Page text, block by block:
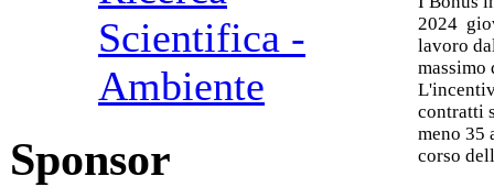
Scientifica -
Ambiente
Sponsor
2024
lavoro
massimo
contratti
meno 35
corso